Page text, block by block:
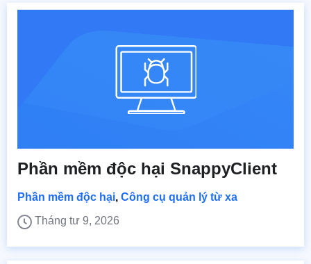
Phần mềm độc hại SnappyClient
Phần mềm độc hại, Công cụ quản lý từ xa
Tháng tư 9, 2026